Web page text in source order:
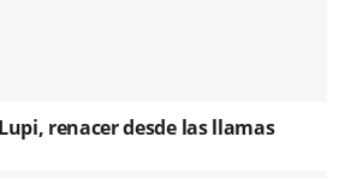
renacer desde las llamas